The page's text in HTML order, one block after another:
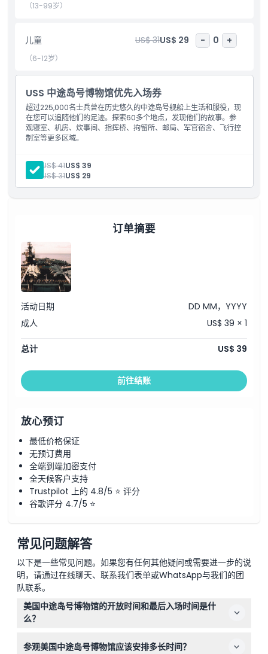
儿童成人政策
排除项
营业时间
如何到达那里
如何兑换
取消政策
（13-99岁）
儿童 US$ 31US$ 29 - 0 +
（6-12岁）
USS 中途岛号博物馆优先入场券
超过225,000名士兵曾在历史悠久的中途岛号舰船上生活和服役，现
在您可以追随他们的足迹。探索60多个地点，发现他们的故事。参
观寝室、机房、炊事间、指挥桥、拘留所、邮局、军官宿舍、飞行控
制室等更多区域。
成人: US$ 41US$ 39
儿童:
US$ 31US$ 29
订单摘要
活动日期
DD MM，YYYY
成人
US$ 39 × 1
总计 US$ 39
前往结账
放心预订
最低价格保证
无预订费用
全端到端加密支付
全天候客户支持
Trustpilot 上的 4.8/5 ⭐ 评分
谷歌评分 4.7/5 ⭐
常见问题解答
以下是一些常见问题。如果您有任何其他疑问或需要进一步的说
明，请通过在线聊天、联系我们表单或WhatsApp与我们的团
队联系。
美国中途岛号博物馆的开放时间和最后入场时间是什
么？
点，最后入场时间为闭馆前一小时。感恩节和圣诞节闭馆
参观美国中途岛号博物馆应该安排多长时间？